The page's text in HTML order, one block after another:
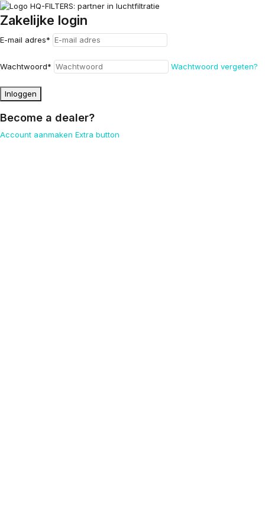
Zakelijke login
E-mail adres*
Wachtwoord* Wachtwoord vergeten?
Inloggen
Become a dealer?
Account aanmaken Extra button